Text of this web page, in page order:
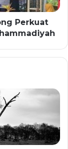
Perkuat